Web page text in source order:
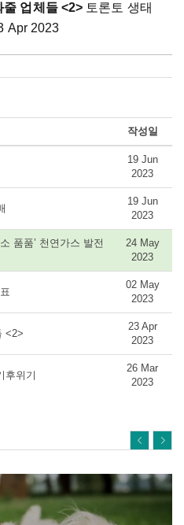
줄 업체들 <2> 토론토 생태
Apr 2023
작성일
19 Jun
2023
19 Jun
2023
품품’ 천연가스 발전
24 May
2023
02 May
2023
<2>
23 Apr
2023
후위기
26 Mar
2023